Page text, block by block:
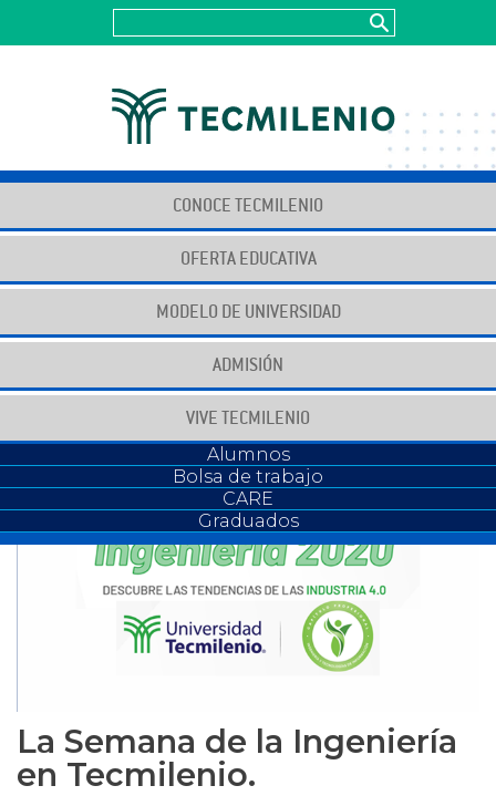
CONOCE TECMILENIO
OFERTA EDUCATIVA
MODELO DE UNIVERSIDAD
ADMISIÓN
VIVE TECMILENIO
Alumnos
Bolsa de trabajo
CARE
Graduados
Juntos construyendo
para un futuro positivo
La Semana de la Ingeniería
en Tecmilenio.